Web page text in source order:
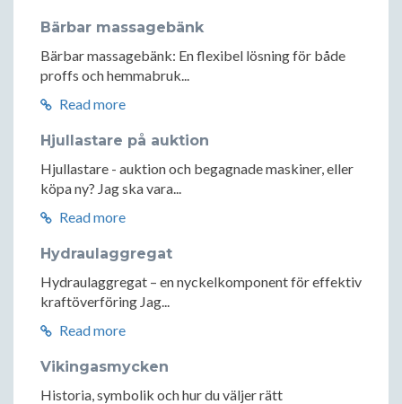
Bärbar massagebänk
Bärbar massagebänk: En flexibel lösning för både
proffs och hemmabruk...
Read more
Hjullastare på auktion
Hjullastare - auktion och begagnade maskiner, eller
köpa ny? Jag ska vara...
Read more
Hydraulaggregat
Hydraulaggregat – en nyckelkomponent för effektiv
kraftöverföring Jag...
Read more
Vikingasmycken
Historia, symbolik och hur du väljer rätt